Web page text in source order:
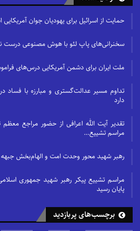
حمایت از اسرائیل برای یهودیان جوان
سخنرانی‌های پاپ لئو با هوش مصنوعی درست
ملت ایران برای دشمن آمریکایی درس‌های
تداوم مسیر عدالت‌گستری و مبارزه با فساد
دارد
تقدیر آیت الله اعرافی از حضور مراجع معظم
مراسم تشییع…
رهبر شهید محور وحدت امت و الهام‌بخش
مراسم تشییع پیکر رهبر شهید جمهوری
پایان رسید
برچسب‌های پربازدید